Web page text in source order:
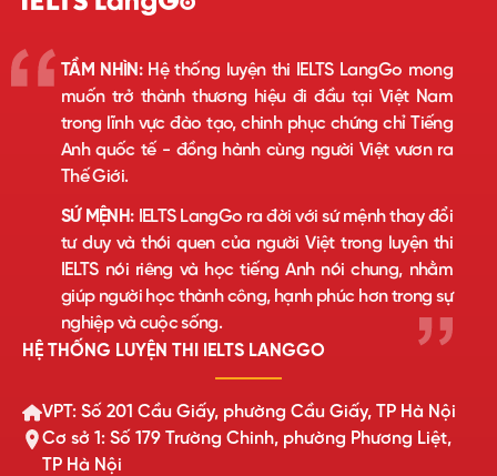
TẦM NHÌN:Hệ thống luyện thi IELTS LangGo mong
muốn trở thành thương hiệu đi đầu tại Việt Nam
trong lĩnh vực đào tạo, chinh phục chứng chỉ Tiếng
Anh quốc tế - đồng hành cùng người Việt vươn ra
Thế Giới.
SỨ MỆNH:IELTS LangGo ra đời với sứ mệnh thay đổi
tư duy và thói quen của người Việt trong luyện thi
IELTS nói riêng và học tiếng Anh nói chung, nhằm
giúp người học thành công, hạnh phúc hơn trong sự
nghiệp và cuộc sống.
HỆ THỐNG LUYỆN THI IELTS LANGGO
VPT: Số 201 Cầu Giấy, phường Cầu Giấy, TP Hà Nội
Cơ sở 1: Số 179 Trường Chinh, phường Phương Liệt,
TP Hà Nội